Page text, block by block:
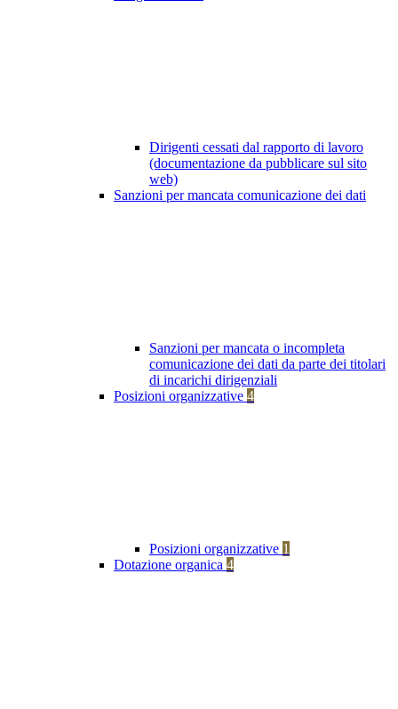
Dirigenti cessati dal rapporto di lavoro
(documentazione da pubblicare sul sito
web)
Sanzioni per mancata comunicazione dei dati
Sanzioni per mancata o incompleta
comunicazione dei dati da parte dei titolari
di incarichi dirigenziali
Posizioni organizzative 4
Posizioni organizzative 1
Dotazione organica 4